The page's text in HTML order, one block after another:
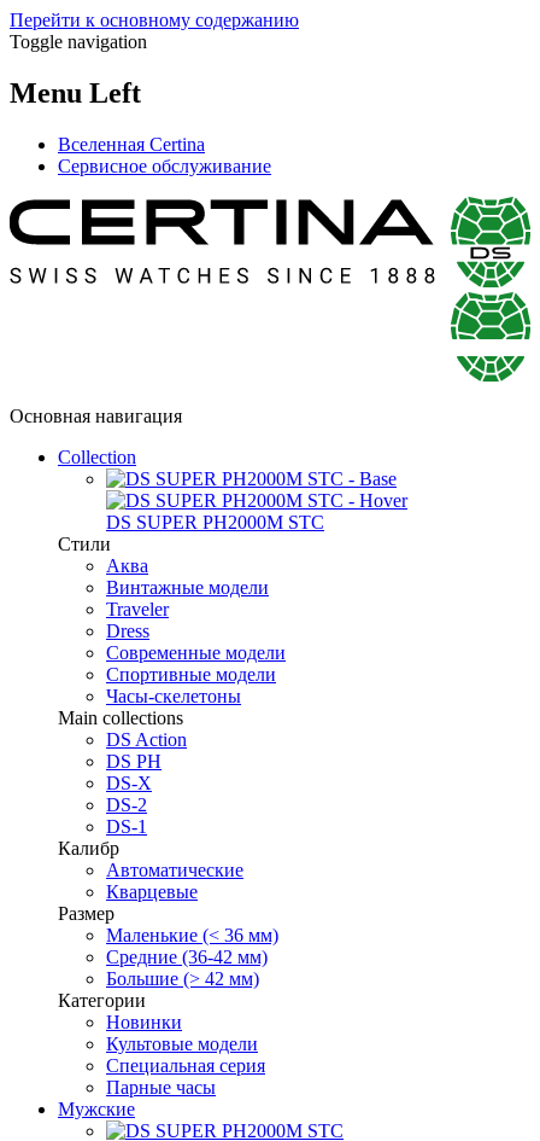
Перейти к основному содержанию
Toggle navigation
Menu Left
Вселенная Certina
Сервисное обслуживание
Основная навигация
Collection
DS SUPER PH2000M STC
Стили
Аква
Винтажные модели
Traveler
Dress
Современные модели
Спортивные модели
Часы-скелетоны
Main collections
DS Action
DS PH
DS-X
DS-2
DS-1
Калибр
Автоматические
Кварцевые
Размер
Маленькие (< 36 мм)
Средние (36-42 мм)
Большие (> 42 мм)
Категории
Новинки
Культовые модели
Специальная серия
Парные часы
Мужские